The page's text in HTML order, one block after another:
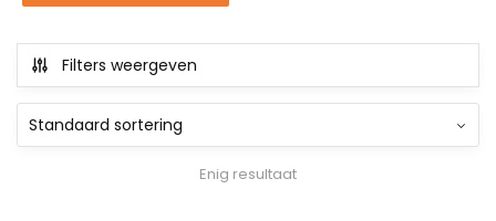
Filters weergeven
Enig resultaat